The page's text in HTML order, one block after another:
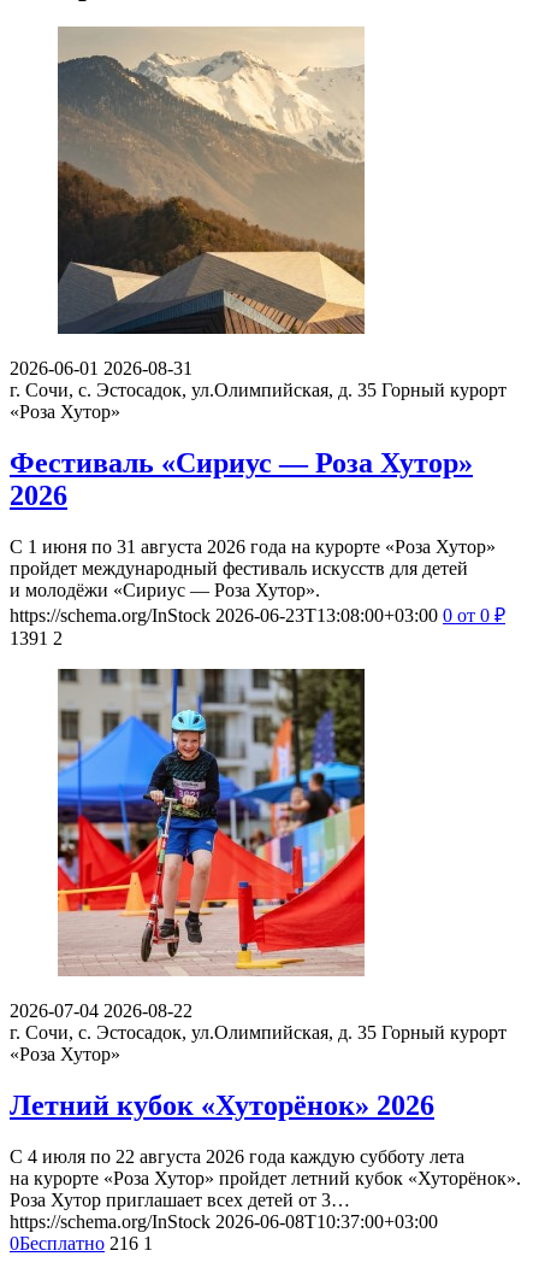
2026-06-01 2026-08-31
г. Сочи, с. Эстосадок, ул.Олимпийская, д. 35 Горный курорт
«Роза Хутор»
Фестиваль «Сириус — Роза Хутор»
2026
С 1 июня по 31 августа 2026 года на курорте «Роза Хутор»
пройдет международный фестиваль искусств для детей
и молодёжи «Сириус — Роза Хутор».
https://schema.org/InStock 2026-06-23T13:08:00+03:00 0 от 0 ₽
1391 2
2026-07-04 2026-08-22
г. Сочи, с. Эстосадок, ул.Олимпийская, д. 35 Горный курорт
«Роза Хутор»
Летний кубок «Хуторёнок» 2026
С 4 июля по 22 августа 2026 года каждую субботу лета
на курорте «Роза Хутор» пройдет летний кубок «Хуторёнок».
Роза Хутор приглашает всех детей от 3…
https://schema.org/InStock 2026-06-08T10:37:00+03:00
0Бесплатно 216 1